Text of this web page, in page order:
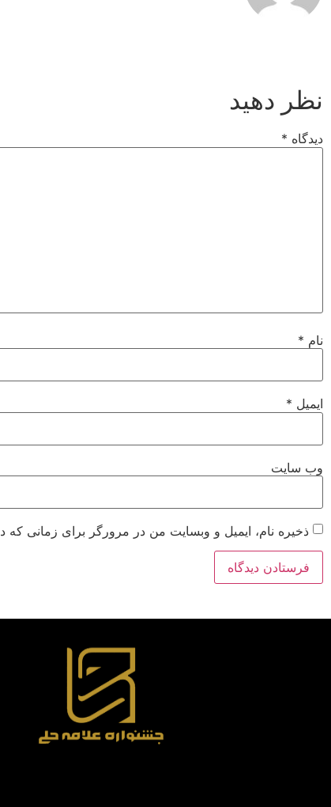
نظر دهید
دیدگاه *
نام *
ایمیل *
وب‌ سایت
ذخیره نام، ایمیل و وبسایت من در مرورگر برای زمانی که